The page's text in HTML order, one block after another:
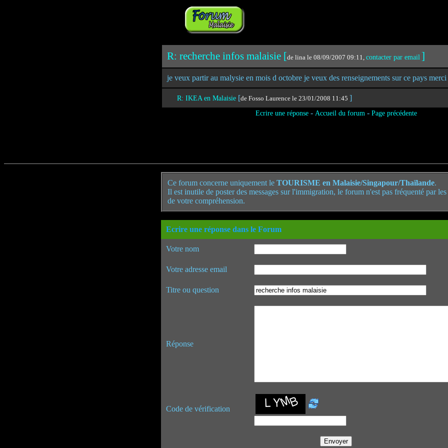
R: recherche infos malaisie [de lina le 08/09/2007 09:11, contacter par email ]
je veux partir au malysie en mois d octobre je veux des renseignements sur ce pays merci
R: IKEA en Malaisie [de Fosso Laurence le 23/01/2008 11:45 ]
Ecrire une réponse- Accueil du forum - Page précédente
Ce forum concerne uniquement le TOURISME en Malaisie/Singapour/Thaïlande.
Il est inutile de poster des messages sur l'immigration, le forum n'est pas fréquenté par
de votre compréhension.
Ecrire une réponse dans le Forum
Votre nom
Votre adresse email
Titre ou question
Réponse
Code de vérification